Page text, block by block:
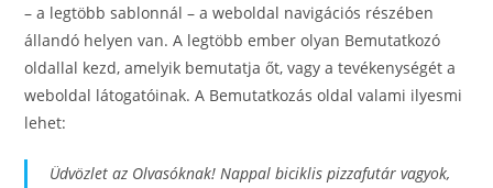
– a legtöbb sablonnál – a weboldal navigációs részében
állandó helyen van. A legtöbb ember olyan Bemutatkozó
oldallal kezd, amelyik bemutatja őt, vagy a tevékenységét a
weboldal látogatóinak. A Bemutatkozás oldal valami ilyesmi
lehet:
Üdvözlet az Olvasóknak! Nappal biciklis pizzafutár vagyok,